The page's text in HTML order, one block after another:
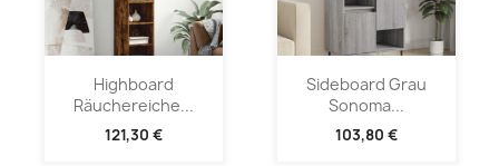
Highboard
Räuchereiche...
121,30 €
Sideboard Grau
Sonoma...
103,80 €